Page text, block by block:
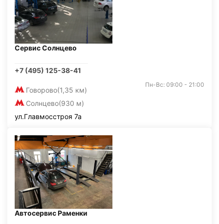
Сервис Солнцево
+7 (495) 125-38-41
Говорово(1,35 км)
Солнцево(930 м)
Пн-Вс: 09:00 - 21:00
ул.Главмосстроя 7а
Автосервис Раменки